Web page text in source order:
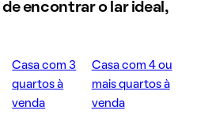
encontrar o lar ideal,
Casa com 3
quartos à
venda
Casa com 4 ou
mais quartos à
venda